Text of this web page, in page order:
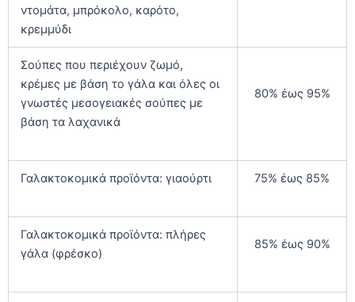
ντομάτα, μπρόκολο, καρότο,
κρεμμύδι
Σούπες που περιέχουν ζωμό,
κρέμες με βάση το γάλα και όλες οι
γνωστές μεσογειακές σούπες με
βάση τα λαχανικά
80% έως 95%
Γαλακτοκομικά προϊόντα: γιαούρτι 75% έως 85%
Γαλακτοκομικά προϊόντα: πλήρες
γάλα (φρέσκο)
85% έως 90%